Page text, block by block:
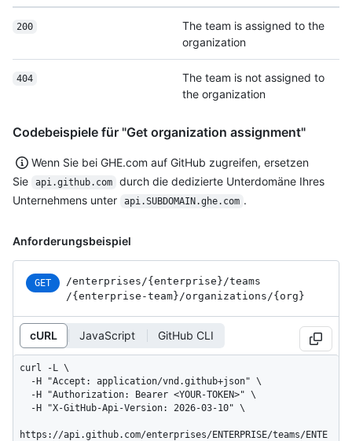
200
The team is assigned to the
organization
404
The team is not assigned to
the organization
Codebeispiele für "Get organization assignment"
Wenn Sie bei GHE.com auf GitHub zugreifen, ersetzen
Sie
api.github.com
durch die dedizierte Unterdomäne Ihres
Unternehmens unter
api.SUBDOMAIN.ghe.com .
Anforderungsbeispiel
GET /enterprises /{enterprise} /teams
/{enterprise-team} /organizations /{org}
cURL JavaScript GitHub CLI
curl -L \
https://api.github.com/enterprises/ENTERPRISE/teams/ENTE